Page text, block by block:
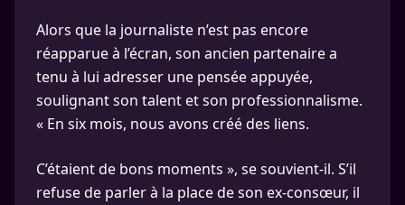
Alors que la journaliste n’est pas encore
réapparue à l’écran, son ancien partenaire a
tenu à lui adresser une pensée appuyée,
soulignant son talent et son professionnalisme.
« En six mois, nous avons créé des liens.
C’étaient de bons moments », se souvient-il. S’il
refuse de parler à la place de son ex-consœur, il